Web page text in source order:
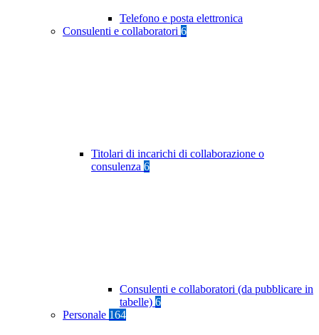
Telefono e posta elettronica
Consulenti e collaboratori 6
Titolari di incarichi di collaborazione o
consulenza 6
Consulenti e collaboratori (da pubblicare in
tabelle) 6
Personale 164